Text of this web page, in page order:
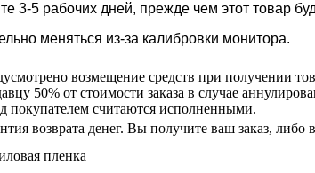
3-5 рабочих дней, прежде чем этот товар
меняться из-за калибровки монитора.
возмещение средств при получении
50% от стоимости заказа в случае
покупателем считаются исполненными.
возврата денег. Вы получите ваш заказ, либо
пленка